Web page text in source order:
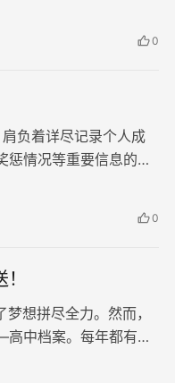
0
负着详尽记录个人成
惩情况等重要信息的重
0
想拼尽全力。然而，
中档案。每年都有不